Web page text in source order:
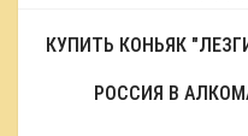
КУПИТЬ КОНЬЯК
РОССИЯ В